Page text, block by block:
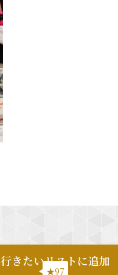
行きたいリストに追加
★97